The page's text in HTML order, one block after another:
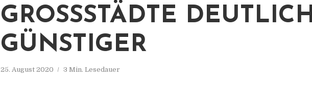
GROSSSTÄDTE DEUTLICH
ÜNSTIGER
25. August 2020 3 Min. Lesedauer